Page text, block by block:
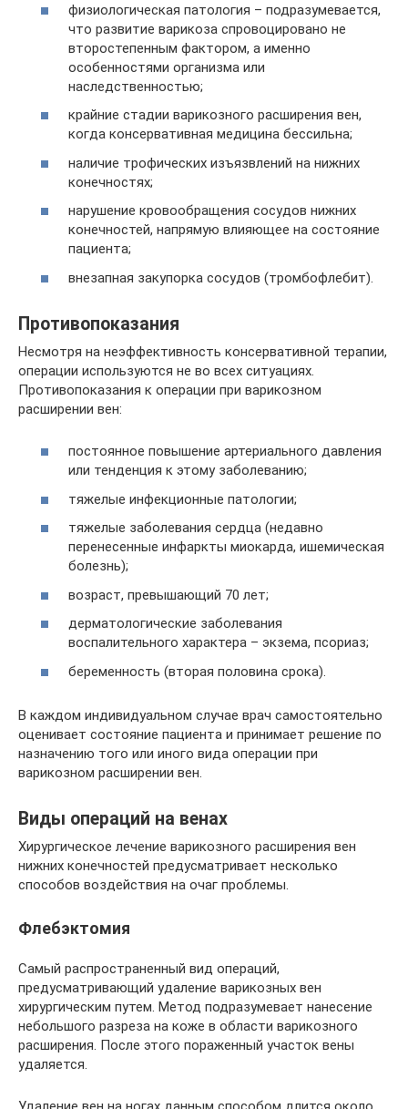
физиологическая патология – подразумевается,
что развитие варикоза спровоцировано не
второстепенным фактором, а именно
особенностями организма или
наследственностью;
крайние стадии варикозного расширения вен,
когда консервативная медицина бессильна;
наличие трофических изъязвлений на нижних
конечностях;
нарушение кровообращения сосудов нижних
конечностей, напрямую влияющее на состояние
пациента;
внезапная закупорка сосудов (тромбофлебит).
Противопоказания
Несмотря на неэффективность консервативной терапии,
операции используются не во всех ситуациях.
Противопоказания к операции при варикозном
расширении вен:
постоянное повышение артериального давления
или тенденция к этому заболеванию;
тяжелые инфекционные патологии;
тяжелые заболевания сердца (недавно
перенесенные инфаркты миокарда, ишемическая
болезнь);
возраст, превышающий 70 лет;
дерматологические заболевания
воспалительного характера – экзема, псориаз;
беременность (вторая половина срока).
В каждом индивидуальном случае врач самостоятельно
оценивает состояние пациента и принимает решение по
назначению того или иного вида операции при
варикозном расширении вен.
Виды операций на венах
Хирургическое лечение варикозного расширения вен
нижних конечностей предусматривает несколько
способов воздействия на очаг проблемы.
Флебэктомия
Самый распространенный вид операций,
предусматривающий удаление варикозных вен
хирургическим путем. Метод подразумевает нанесение
небольшого разреза на коже в области варикозного
расширения. После этого пораженный участок вены
удаляется.